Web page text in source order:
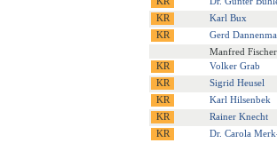
Karl Bux
Gerd
Manfred Fischer
Volker Grab
Sigrid Heusel
Karl Hilsenbek
Rainer Knecht
Dr. Carola